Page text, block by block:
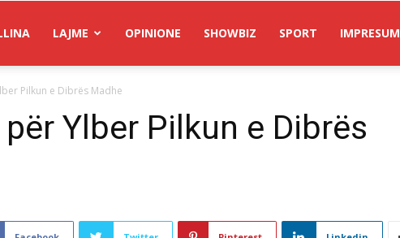
LAJME OPINIONE SHOWBIZ SPORT IMPRESUM
Pilkun e Dibrës Madhe
Ylber Pilkun e Dibrës